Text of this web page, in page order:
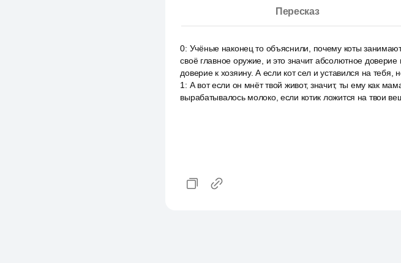
Пересказ
0: Учёные наконец то объяснили, почему коты
своё главное оружие, и это значит абсолютное доверие
доверие к хозяину. А если кот сел и уставился на
1 : А вот если он мнёт твой живот, значит, ты ему как
вырабатывалось молоко, если котик ложится на твои